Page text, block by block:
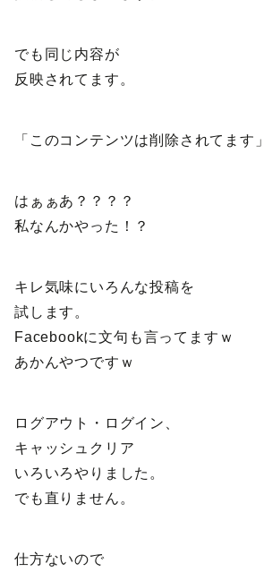
でも同じ内容が
反映されてます。
「このコンテンツは削除されてます」
はぁぁあ？？？？
私なんかやった！？
キレ気味にいろんな投稿を
試します。
Facebookに文句も言ってますｗ
あかんやつですｗ
ログアウト・ログイン、
キャッシュクリア
いろいろやりました。
でも直りません。
仕方ないので